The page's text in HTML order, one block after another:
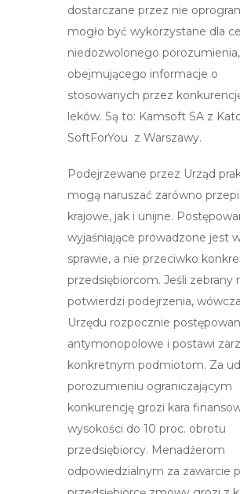
dostarczane przez nie
mogło być wykorzystane dla
niedozwolonego
obejmującego informacje o
stosowanych przez
leków. Są to: Kamsoft SA z
SoftForYou z Warszawy.
Podejrzewane przez Urząd
mogą naruszać zarówno
krajowe, jak i unijne.
wyjaśniające prowadzone jest
sprawie, a nie przeciwko
przedsiębiorcom. Jeśli zebrany
potwierdzi podejrzenia,
Urzędu rozpocznie
antymonopolowe i postawi
konkretnym podmiotom. Za
porozumieniu ograniczającym
konkurencję grozi kara
wysokości do 10 proc. obrotu
przedsiębiorcy. Menadżerom
odpowiedzialnym za zawarcie